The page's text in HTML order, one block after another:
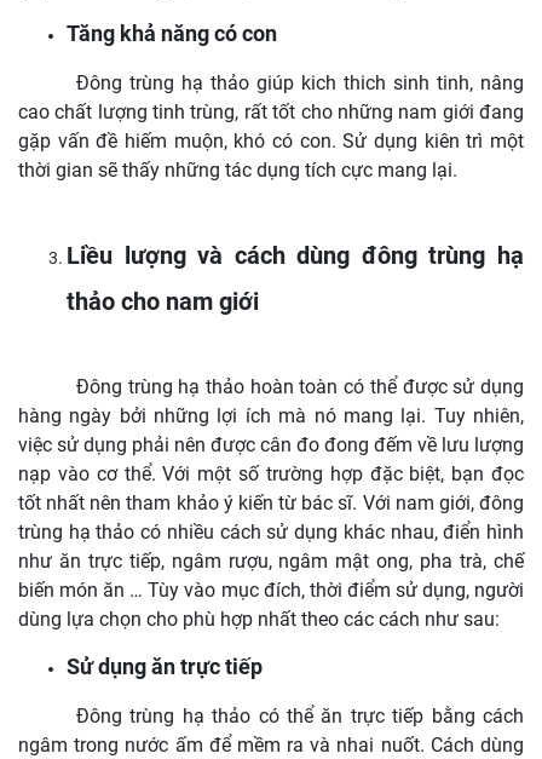
Tăng khả năng có con
Đông trùng hạ thảo giúp kich thich sinh tinh, nâng
cao chất lượng tinh trùng, rất tốt cho những nam giới đang
gặp vấn đề hiếm muộn, khó có con. Sử dụng kiên trì một
thời gian sẽ thấy những tác dụng tích cực mang lại.
Liều lượng và cách dùng đông trùng hạ
thảo cho nam giới
Đông trùng hạ thảo hoàn toàn có thể được sử dụng
hàng ngày bởi những lợi ích mà nó mang lại. Tuy nhiên,
việc sử dụng phải nên được cân đo đong đếm về lưu lượng
nạp vào cơ thể. Với một số trường hợp đặc biệt, bạn đọc
tốt nhất nên tham khảo ý kiến từ bác sĩ. Với nam giới, đông
trùng hạ thảo có nhiều cách sử dụng khác nhau, điển hình
như ăn trực tiếp, ngâm rượu, ngâm mật ong, pha trà, chế
biến món ăn … Tùy vào mục đích, thời điểm sử dụng, người
dùng lựa chọn cho phù hợp nhất theo các cách như sau:
Sử dụng ăn trực tiếp
Đông trùng hạ thảo có thể ăn trực tiếp bằng cách
ngâm trong nước ấm để mềm ra và nhai nuốt. Cách dùng